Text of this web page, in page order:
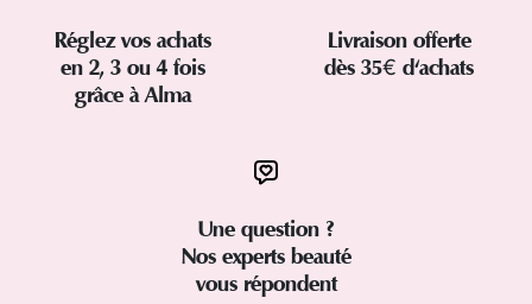
Réglez vos achats
en 2, 3 ou 4 fois
grâce à Alma
Livraison offerte
dès 35€ d'achats
Une question ?
Nos experts beauté
vous répondent